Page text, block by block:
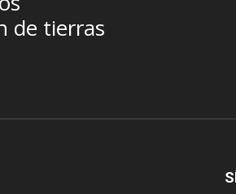
de tierras